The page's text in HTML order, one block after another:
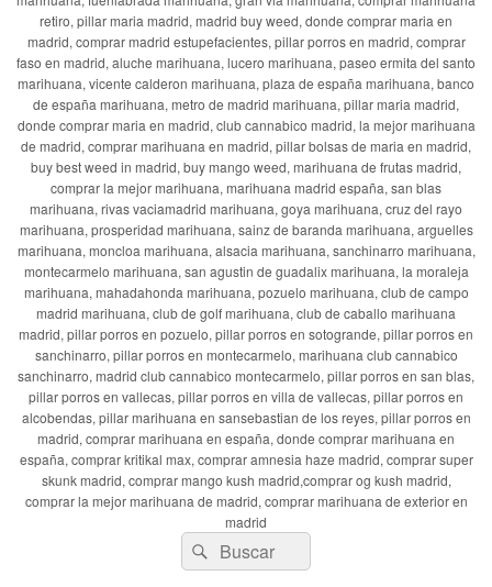
retiro, pillar maria madrid, madrid buy weed, donde comprar maria en
madrid, comprar madrid estupefacientes, pillar porros en madrid, comprar
faso en madrid, aluche marihuana, lucero marihuana, paseo ermita del santo
marihuana, vicente calderon marihuana, plaza de españa marihuana, banco
de españa marihuana, metro de madrid marihuana, pillar maria madrid,
donde comprar maria en madrid, club cannabico madrid, la mejor marihuana
de madrid, comprar marihuana en madrid, pillar bolsas de maria en madrid,
buy best weed in madrid, buy mango weed, marihuana de frutas madrid,
comprar la mejor marihuana, marihuana madrid españa, san blas
marihuana, rivas vaciamadrid marihuana, goya marihuana, cruz del rayo
marihuana, prosperidad marihuana, sainz de baranda marihuana, arguelles
marihuana, moncloa marihuana, alsacia marihuana, sanchinarro marihuana,
montecarmelo marihuana, san agustin de guadalix marihuana, la moraleja
marihuana, mahadahonda marihuana, pozuelo marihuana, club de campo
madrid marihuana, club de golf marihuana, club de caballo marihuana
madrid, pillar porros en pozuelo, pillar porros en sotogrande, pillar porros en
sanchinarro, pillar porros en montecarmelo, marihuana club cannabico
sanchinarro, madrid club cannabico montecarmelo, pillar porros en san blas,
pillar porros en vallecas, pillar porros en villa de vallecas, pillar porros en
alcobendas, pillar marihuana en sansebastian de los reyes, pillar porros en
madrid, comprar marihuana en españa, donde comprar marihuana en
españa, comprar kritikal max, comprar amnesia haze madrid, comprar super
skunk madrid, comprar mango kush madrid,comprar og kush madrid,
comprar la mejor marihuana de madrid, comprar marihuana de exterior en
madrid
Buscar
por:
Buscar